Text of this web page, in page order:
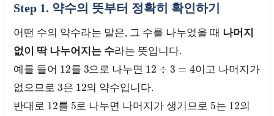
Step 1. 약수의 뜻부터 정확히 확인하기
어떤 수의 약수라는 말은, 그 수를 나누었을 때 나머지
없이 딱 나누어지는 수라는 뜻입니다.
예를 들어 12를 3으로 나누면 12 =4
이고 나머지가
없으므로 3은 12의 약수입니다.
반대로 12를 5로 나누면 나머지가 생기므로 5는 12의